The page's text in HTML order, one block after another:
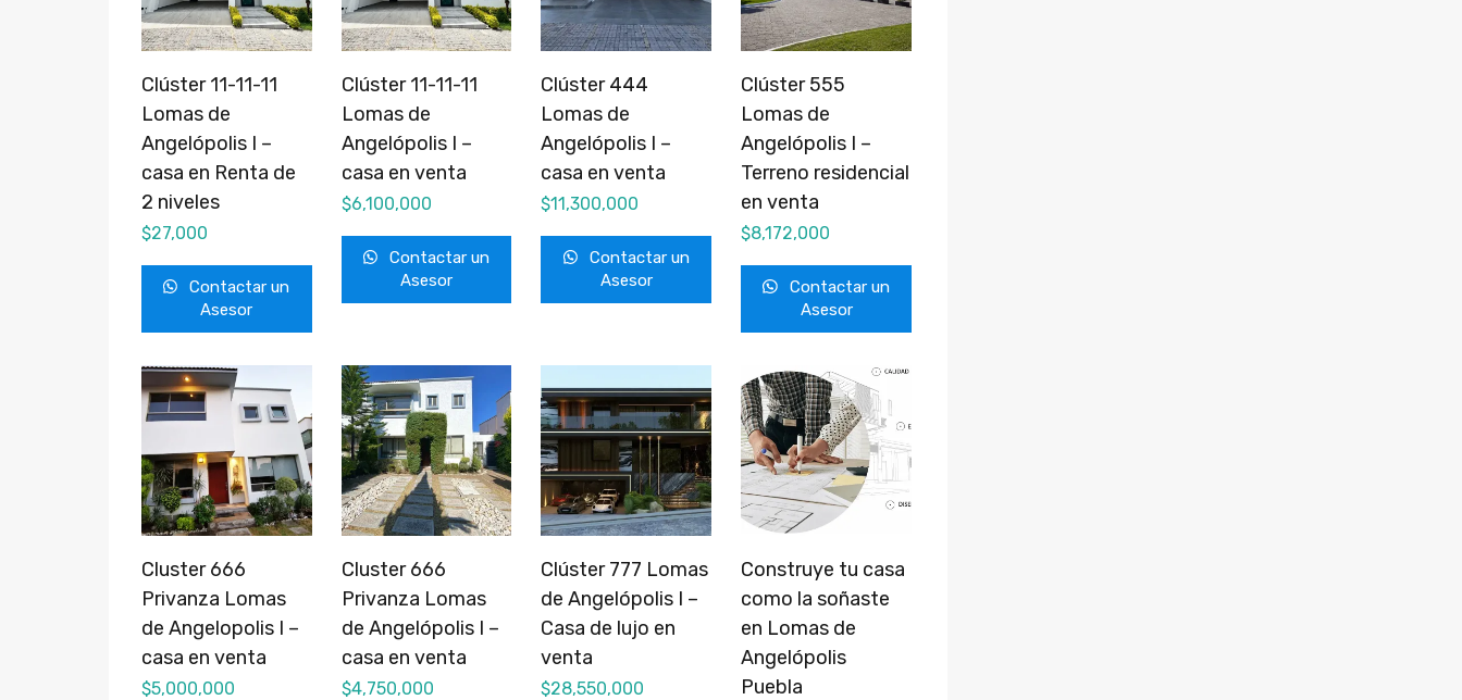
Clúster 11-11-11
Lomas de
Angelópolis I –
casa en Renta de
2 niveles
$27,000
Contactar un
Asesor
Clúster 11-11-11
Lomas de
Angelópolis I –
casa en venta
$6,100,000
Contactar un
Asesor
Clúster 444
Lomas de
Angelópolis I –
casa en venta
$11,300,000
Contactar un
Asesor
Clúster 555
Lomas de
Angelópolis I –
Terreno residencial
en venta
$8,172,000
Contactar un
Asesor
Cluster 666
Privanza Lomas
de Angelopolis I –
casa en venta
$5,000,000
Cluster 666
Privanza Lomas
de Angelópolis I –
casa en venta
$4,750,000
Clúster 777 Lomas
de Angelópolis I –
Casa de lujo en
venta
$28,550,000
Construye tu casa
como la soñaste
en Lomas de
Angelópolis
Puebla